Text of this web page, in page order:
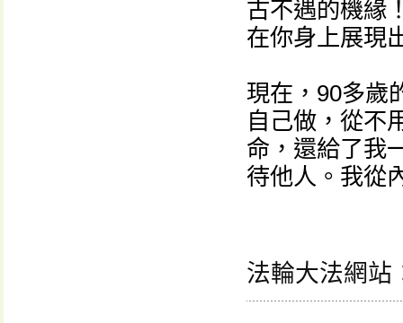
古不遇的機緣
在你身上展現
現在，90多歲
自己做，從不
命，還給了我
待他人。我從
法輪大法網站